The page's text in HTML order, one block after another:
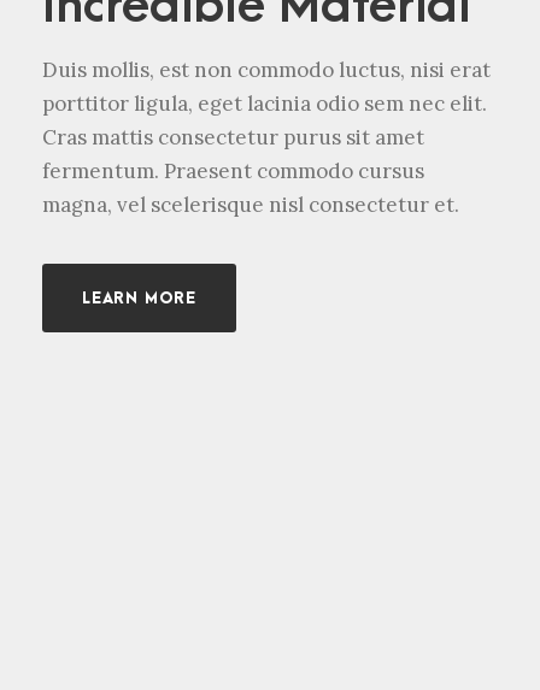
Duis mollis, est non commodo luctus, nisi erat
porttitor ligula, eget lacinia odio sem nec elit.
Cras mattis consectetur purus sit amet
fermentum. Praesent commodo cursus
magna, vel scelerisque nisl consectetur et.
LEARN MORE